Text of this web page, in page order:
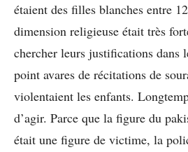
étaient des filles blanches entre
dimension religieuse était très
chercher leurs justifications dans
point avares de récitations de
violentaient les enfants.
d’agir. Parce que la figure du
était une figure de victime, la